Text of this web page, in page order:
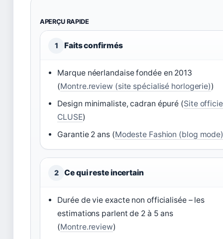
APERÇU RAPIDE
1 Faits confirmés
Marque néerlandaise fondée en 2013
(Montre.review (site spécialisé horlogerie))
Design minimaliste, cadran épuré (Site
CLUSE)
Garantie 2 ans (Modeste Fashion (blog
2 Ce qui reste incertain
Durée de vie exacte non officialisée – les
estimations parlent de 2 à 5 ans
(Montre.review)